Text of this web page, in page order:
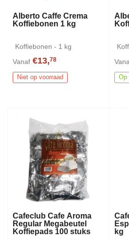
Alberto Caffe Crema
Koffiebonen 1 kg
Koffiebonen - 1 kg
Vanaf €13,78
Niet op voorraad Op
Cafeclub Cafe Aroma
Regular Megabeutel
Koffiepads 100 stuks
kg